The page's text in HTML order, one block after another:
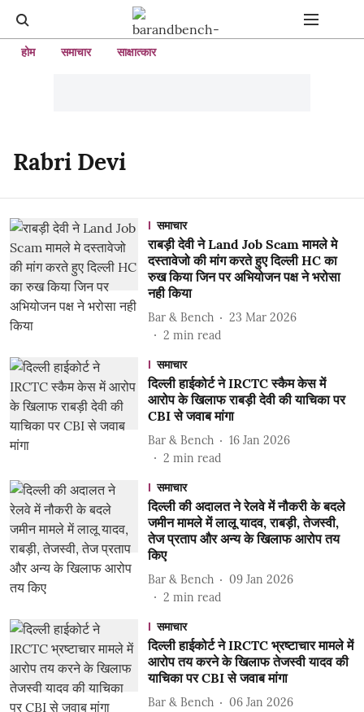
होम समाचार साक्षात्कार
Rabri Devi
समाचार
राबड़ी देवी ने Land Job Scam मामले मे
दस्तावेजो की मांग करते हुए दिल्ली HC का
रुख किया जिन पर अभियोजन पक्ष ने भरोसा
नही किया
Bar & Bench
23 Mar 2026
2 min read
समाचार
दिल्ली हाईकोर्ट ने IRCTC स्कैम केस में
आरोप के खिलाफ राबड़ी देवी की याचिका पर
CBI से जवाब मांगा
Bar & Bench
16 Jan 2026
2 min read
समाचार
दिल्ली की अदालत ने रेलवे में नौकरी के बदले
जमीन मामले में लालू यादव, राबड़ी, तेजस्वी,
तेज प्रताप और अन्य के खिलाफ आरोप तय
किए
Bar & Bench
09 Jan 2026
2 min read
समाचार
दिल्ली हाईकोर्ट ने IRCTC भ्रष्टाचार मामले में
आरोप तय करने के खिलाफ तेजस्वी यादव की
याचिका पर CBI से जवाब मांगा
Bar & Bench
06 Jan 2026